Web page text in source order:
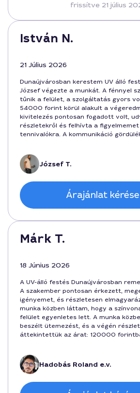
frissítve 21 július
István N.
21 Július 2026
Dunaújvárosban kerestem UV álló
József végezte a munkát. A fénnyel
tűnik a felület, a szolgáltatás gyors
54000 forint körül alakult a
kivitelezés pontosan fogadott volt,
részletekről és felhívta a
tennivalókra. A kommunikáció
József T.
Árajánlat kérése
Márk T.
18 Június 2026
A UV-álló festés Dunaújvárosban
A szakember pontosan érkezett,
igényemet, és részletesen
munka közben láttam, hogy a
felület egyenletes lett. A munka
beszélt ütemezést, és a végén
áttekintettük az árat: 120000
Hadobás Roland e.v.